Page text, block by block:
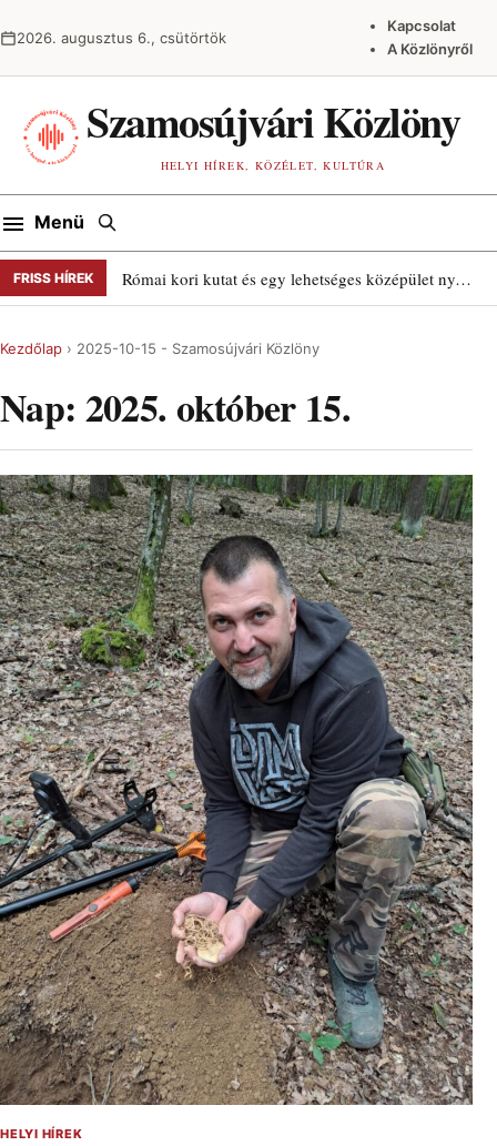
2026. augusztus 6., csütörtök
Kapcsolat
A Közlönyről
Szamosújvári Közlöny
HELYI HÍREK, KÖZÉLET, KULTÚRA
Menü Keresés
FRISS HÍREK Római kori kutat és egy lehetséges középület nyomait találták Szamosújváron
Kezdőlap › 2025-10-15 - Szamosújvári Közlöny
Nap: 2025. október 15.
HELYI HÍREK